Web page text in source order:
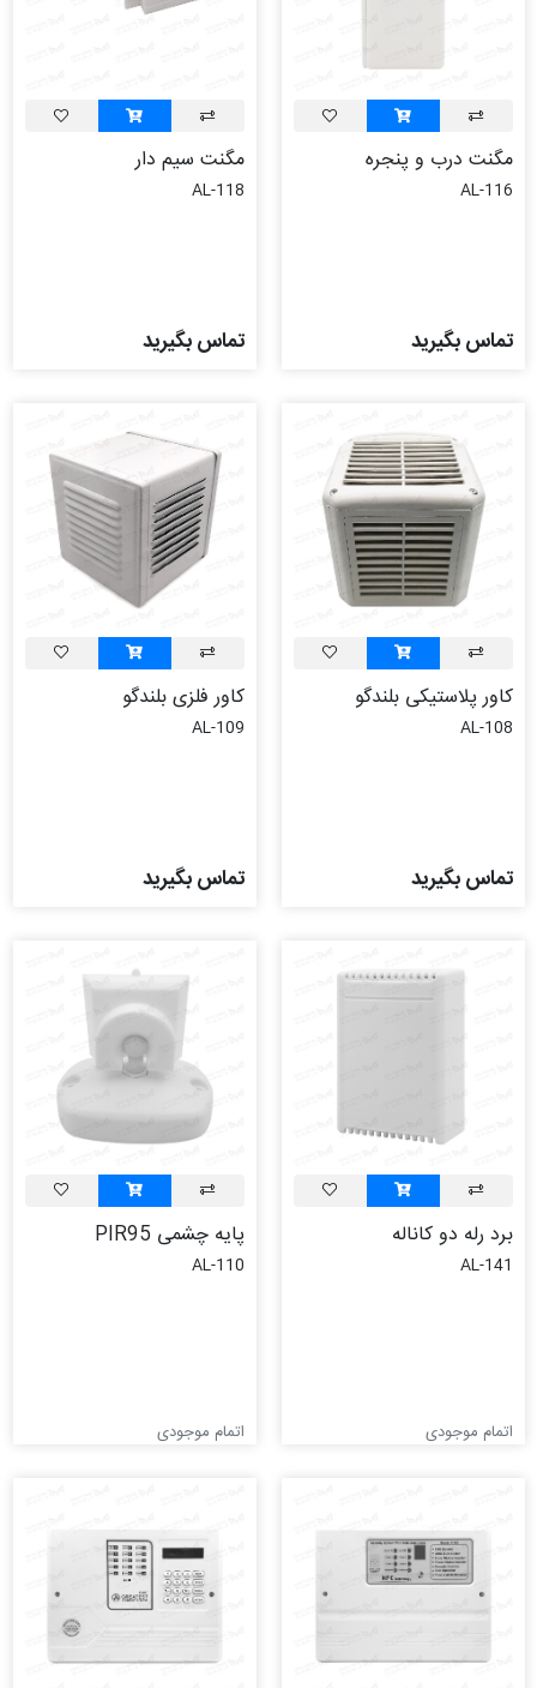
مگنت درب و پنجره
AL-116
تماس بگیرید
مگنت سيم دار
AL-118
تماس بگیرید
کاور پلاستیکی بلندگو
AL-108
تماس بگیرید
کاور فلزی بلندگو
AL-109
تماس بگیرید
برد رله دو کاناله
AL-141
اتمام موجودی
پایه چشمی PIR95
AL-110
اتمام موجودی